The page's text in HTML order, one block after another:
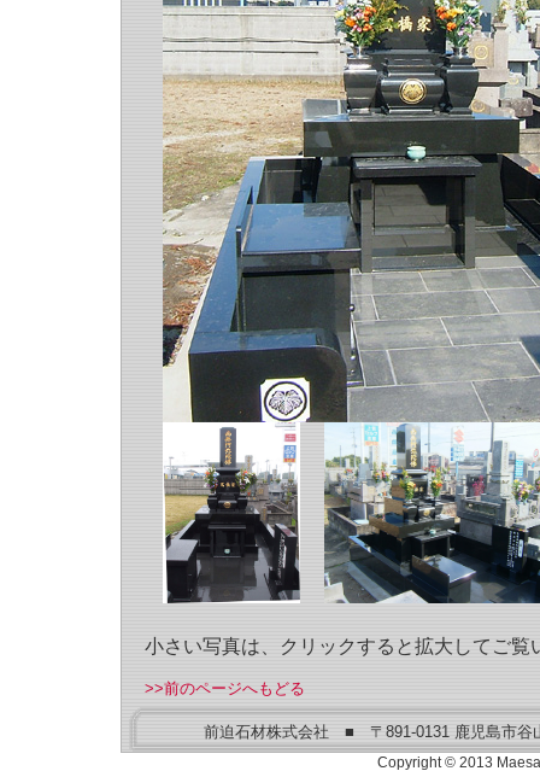
小さい写真は、クリックすると拡大してご覧
>>前のページへもどる
前迫石材株式会社 ■ 〒891-0131 鹿児島市谷
Copyright © 2013